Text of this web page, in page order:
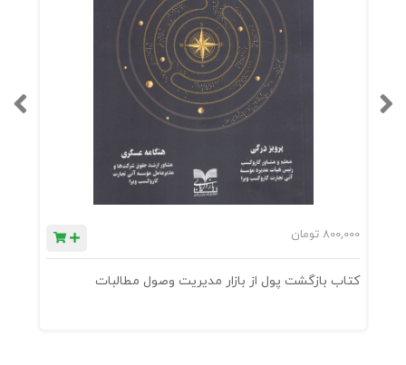
800,000 تومان
کتاب بازگشت پول از بازار مدیریت وصول مطالبات